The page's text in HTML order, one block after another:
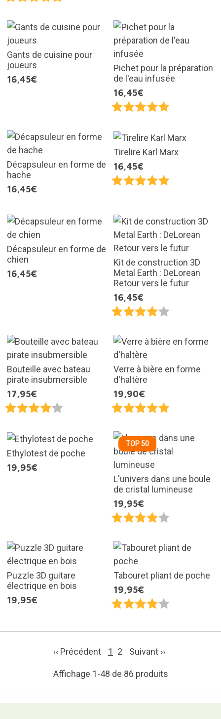
Gants de cuisine pour
joueurs
16,45€
Pichet pour la préparation
de l'eau infusée
16,45€
Décapsuleur en forme de
hache
16,45€
Tirelire Karl Marx
16,45€
Décapsuleur en forme de
chien
16,45€
Kit de construction 3D
Metal Earth : DeLorean
Retour vers le futur
16,45€
Bouteille avec bateau
pirate insubmersible
17,95€
Verre à bière en forme
d'haltère
19,90€
Ethylotest de poche
19,95€
TOP 50
L'univers dans une boule
de cristal lumineuse
19,95€
Puzzle 3D guitare
électrique en bois
19,95€
Tabouret pliant de poche
19,95€
‹‹ Précédent 1 2 Suivant ››
Affichage 1-48 de 86 produits